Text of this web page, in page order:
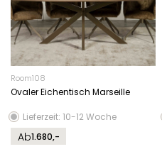
Room108
Ovaler Eichentisch Marseille
Lieferzeit: 10-12 Woche
Ab1.680,-